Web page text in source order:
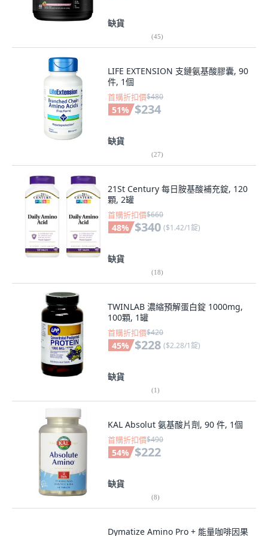
缺貨
(45)
LIFE EXTENSION 支鏈氨基酸膠囊, 90
件, 1個
首購折扣價$480
51% $234
缺貨
(27)
21St Century 每日胺基酸補充錠, 120
顆, 2罐
首購折扣價$660
48% $340 ($1.42/1錠)
缺貨
(18)
TWINLAB 濃縮預解蛋白錠 1000mg,
100顆, 1罐
首購折扣價$420
45% $228 ($2.28/1錠)
缺貨
(1)
KAL Absolut 氨基酸片劑, 90 件, 1個
首購折扣價$490
54% $222
缺貨
(8)
Dymatize Amino Pro + 能量咖啡因果